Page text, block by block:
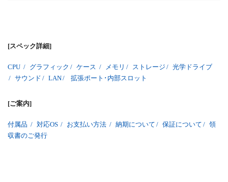
[スペック詳細]
CPU / グラフィック / ケース / メモリ / ストレージ / 光学ドライブ
/ サウンド / LAN/ 拡張ポート･内部スロット
[ご案内]
付属品 / 対応OS / お支払い方法 / 納期について / 保証について / 領
収書のご発行